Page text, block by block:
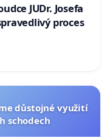
JUDr. Josefa
proces
důstojné využití
schodech